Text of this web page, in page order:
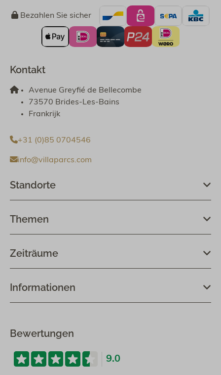
Bezahlen Sie sicher
Kontakt
Avenue Greyfié de Bellecombe
73570 Brides-Les-Bains
Frankrijk
+31 (0)85 0704546
info@villaparcs.com
Standorte
Themen
Zeiträume
Informationen
Bewertungen
9.0